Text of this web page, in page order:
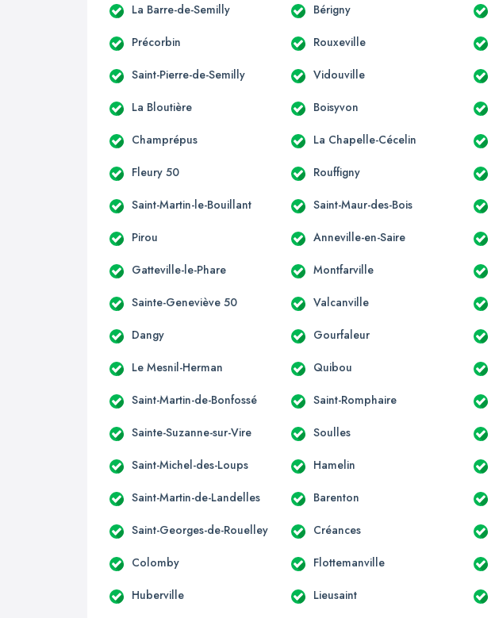
La Barre-de-Semilly Bérigny
Précorbin Rouxeville
Saint-Pierre-de-Semilly Vidouville
La Bloutière Boisyvon
Champrépus La Chapelle-Cécelin
Fleury 50 Rouffigny
Saint-Martin-le-Bouillant Saint-Maur-des-Bois
Pirou Anneville-en-Saire
Gatteville-le-Phare Montfarville
Sainte-Geneviève 50 Valcanville
Dangy Gourfaleur
Le Mesnil-Herman Quibou
Saint-Martin-de-Bonfossé Saint-Romphaire
Sainte-Suzanne-sur-Vire Soulles
Saint-Michel-des-Loups Hamelin
Saint-Martin-de-Landelles Barenton
Saint-Georges-de-Rouelley Créances
Colomby Flottemanville
Huberville Lieusaint